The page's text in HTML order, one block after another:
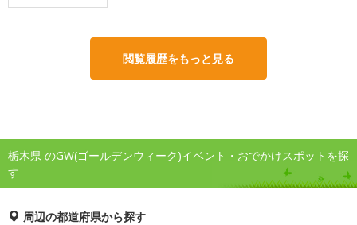
閲覧履歴をもっと見る
栃木県 のGW(ゴールデンウィーク)イベント・おでかけスポットを探
す
周辺の都道府県から探す